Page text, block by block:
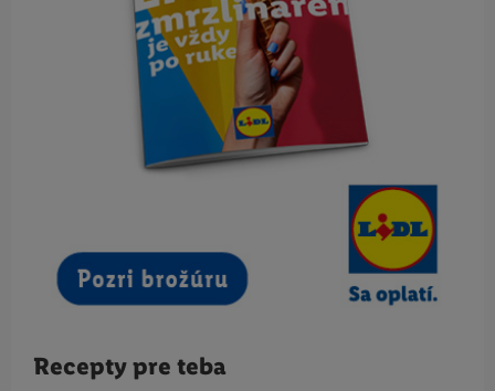
Recepty pre teba